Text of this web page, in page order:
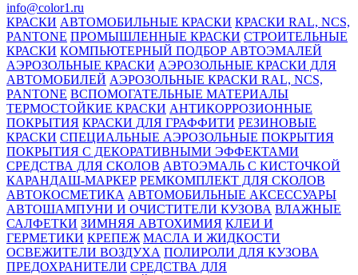
info@color1.ru
КРАСКИ АВТОМОБИЛЬНЫЕ КРАСКИ КРАСКИ RAL, NCS,
PANTONE ПРОМЫШЛЕННЫЕ КРАСКИ СТРОИТЕЛЬНЫЕ
КРАСКИ КОМПЬЮТЕРНЫЙ ПОДБОР АВТОЭМАЛЕЙ
АЭРОЗОЛЬНЫЕ КРАСКИ АЭРОЗОЛЬНЫЕ КРАСКИ ДЛЯ
АВТОМОБИЛЕЙ АЭРОЗОЛЬНЫЕ КРАСКИ RAL, NCS,
PANTONE ВСПОМОГАТЕЛЬНЫЕ МАТЕРИАЛЫ
ТЕРМОСТОЙКИЕ КРАСКИ АНТИКОРРОЗИОННЫЕ
ПОКРЫТИЯ КРАСКИ ДЛЯ ГРАФФИТИ РЕЗИНОВЫЕ
КРАСКИ СПЕЦИАЛЬНЫЕ АЭРОЗОЛЬНЫЕ ПОКРЫТИЯ
ПОКРЫТИЯ С ДЕКОРАТИВНЫМИ ЭФФЕКТАМИ
СРЕДСТВА ДЛЯ СКОЛОВ АВТОЭМАЛЬ С КИСТОЧКОЙ
КАРАНДАШ-МАРКЕР РЕМКОМПЛЕКТ ДЛЯ СКОЛОВ
АВТОКОСМЕТИКА АВТОМОБИЛЬНЫЕ АКСЕССУАРЫ
АВТОШАМПУНИ И ОЧИСТИТЕЛИ КУЗОВА ВЛАЖНЫЕ
САЛФЕТКИ ЗИМНЯЯ АВТОХИМИЯ КЛЕИ И
ГЕРМЕТИКИ КРЕПЕЖ МАСЛА И ЖИДКОСТИ
ОСВЕЖИТЕЛИ ВОЗДУХА ПОЛИРОЛИ ДЛЯ КУЗОВА
ПРЕДОХРАНИТЕЛИ СРЕДСТВА ДЛЯ